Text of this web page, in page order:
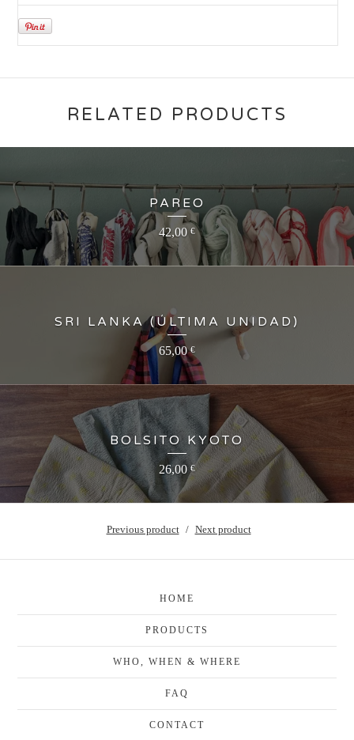
RELATED PRODUCTS
PAREO
42,00 €
SRI LANKA (ÚLTIMA UNIDAD)
65,00€
BOLSITO KYOTO
26,00€
Previous product Next product
HOME
PRODUCTS
WHO, WHEN & WHERE
FAQ
CONTACT